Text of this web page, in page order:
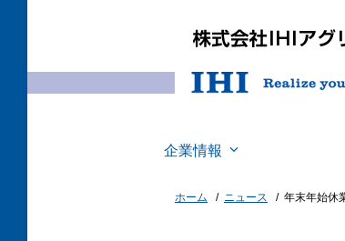
企業情報
ホーム ニュース 年末年始休